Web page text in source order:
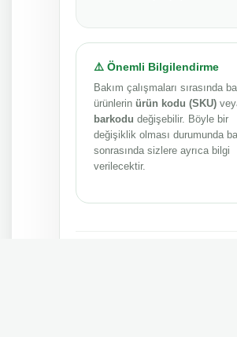
⚠️ Önemli Bilgilendirme
Bakım çalışmaları sırasında
ürünlerin ürün kodu (SKU)
barkodu değişebilir. Böyle bir
değişiklik olması durumunda
sonrasında sizlere ayrıca bilgi
verilecektir.